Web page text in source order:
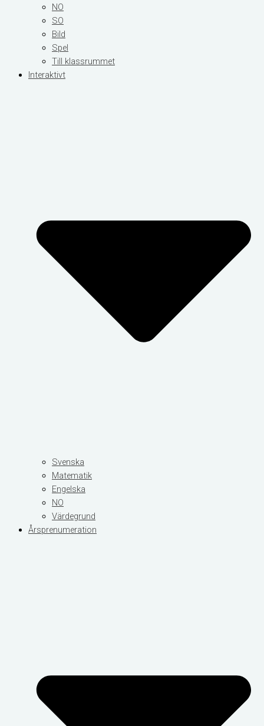
NO
SO
Bild
Spel
Till klassrummet
Interaktivt
Svenska
Matematik
Engelska
NO
Värdegrund
Årsprenumeration